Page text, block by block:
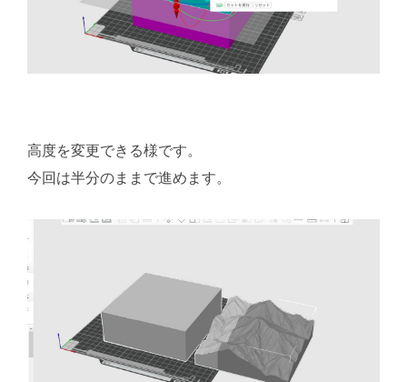
高度を変更できる様です。
今回は半分のままで進めます。